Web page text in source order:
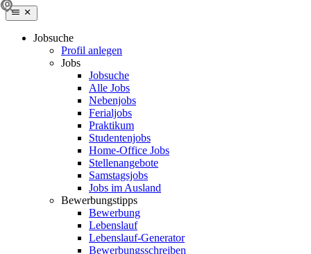
Jobsuche
Profil anlegen
Jobs
Jobsuche
Alle Jobs
Nebenjobs
Ferialjobs
Praktikum
Studentenjobs
Home-Office Jobs
Stellenangebote
Samstagsjobs
Jobs im Ausland
Bewerbungstipps
Bewerbung
Lebenslauf
Lebenslauf-Generator
Bewerbungsschreiben